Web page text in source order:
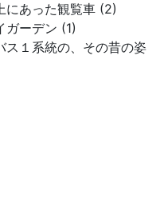
にあった観覧車 (2)
ガーデン (1)
ス１系統の、その昔の姿